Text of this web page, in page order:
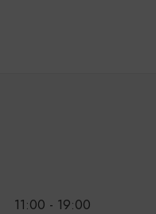
11:00 - 19:00